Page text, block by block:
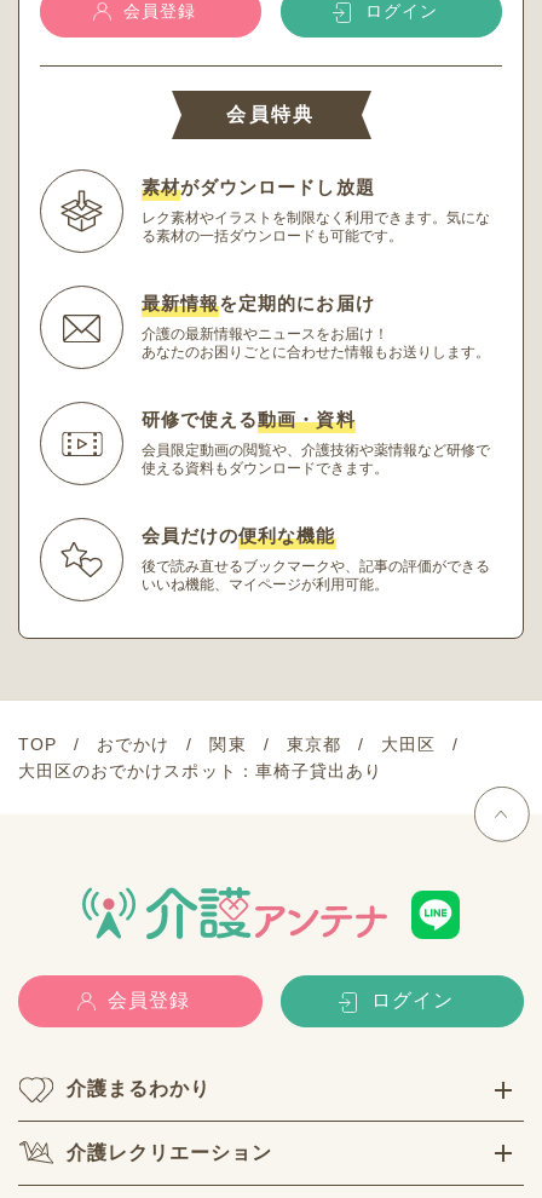
会員登録 ログイン
会員特典
素材がダウンロードし放題
レク素材やイラストを制限なく利用できます。 気にな
る素材の一括ダウンロードも可能です。
最新情報を定期的にお届け
介護の最新情報やニュースをお届け！
あなたのお困りごとに合わせた情報もお送りします。
研修で使える動画・資料
会員限定動画の閲覧や、介護技術や薬情報など研修で
使える資料もダウンロードできます。
会員だけの便利な機能
後で読み直せるブックマークや、記事の評価ができる
いいね機能、マイページが利用可能。
TOP おでかけ 関東 東京都
大田区
大田区のおでかけスポット：車椅子貸出あり
会員登録 ログイン
介護まるわかり
介護レクリエーション